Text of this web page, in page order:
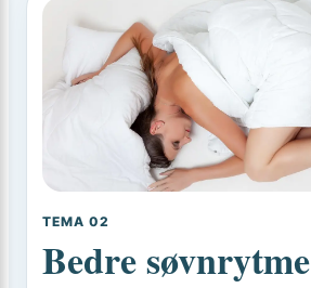
TEMA 02
Bedre søvnrytme